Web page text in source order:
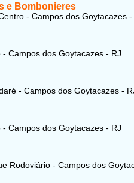
e Bombonieres
- Campos dos Goytacazes -
Campos dos Goytacazes - RJ
- Campos dos Goytacazes -
Campos dos Goytacazes - RJ
Rodoviário - Campos dos